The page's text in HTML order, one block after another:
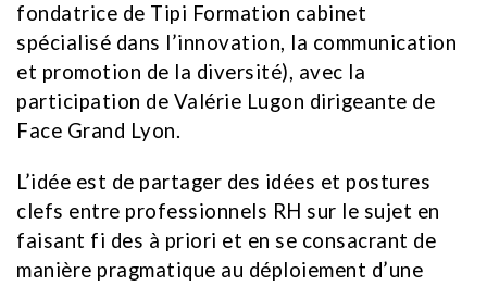
fondatrice de Tipi Formation cabinet
spécialisé dans l’innovation, la communication
et promotion de la diversité), avec la
participation de Valérie Lugon dirigeante de
Face Grand Lyon.
L’idée est de partager des idées et postures
clefs entre professionnels RH sur le sujet en
faisant fi des à priori et en se consacrant de
manière pragmatique au déploiement d’une